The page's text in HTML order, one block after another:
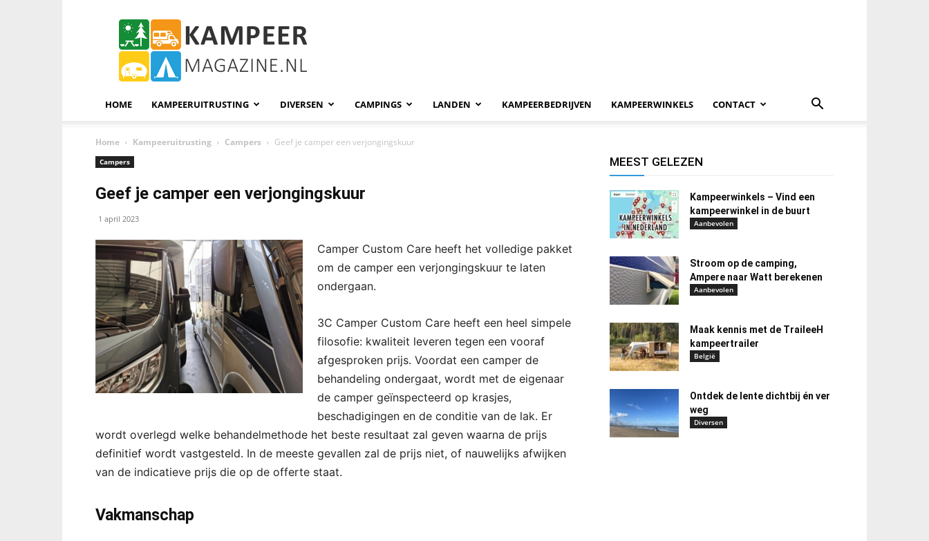
KampeerMagazine
HOME KAMPEERUITRUSTING DIVERSEN CAMPINGS LANDEN KAMPEERBEDRIJVEN KAMPEERWINKELS CONTACT
Home Kampeeruitrusting Campers Geef je camper een verjongingskuur
Campers
Geef je camper een verjongingskuur
1 april 2023
Camper Custom Care heeft het volledige pakket
om de camper een verjongingskuur te laten
ondergaan.
3C Camper Custom Care heeft een heel simpele
filosofie: kwaliteit leveren tegen een vooraf
afgesproken prijs. Voordat een camper de
behandeling ondergaat, wordt met de eigenaar
de camper geïnspecteerd op krasjes,
beschadigingen en de conditie van de lak. Er
wordt overlegd welke behandelmethode het beste resultaat zal geven waarna de prijs
definitief wordt vastgesteld. In de meeste gevallen zal de prijs niet, of nauwelijks afwijken
van de indicatieve prijs die op de offerte staat.
Vakmanschap
MEEST GELEZEN
Kampeerwinkels – Vind een
kampeerwinkel in de buurt
Aanbevolen
Stroom op de camping,
Ampere naar Watt berekenen
Aanbevolen
Maak kennis met de TraileeH
kampeertrailer
België
Ontdek de lente dichtbij én ver
weg
Diversen